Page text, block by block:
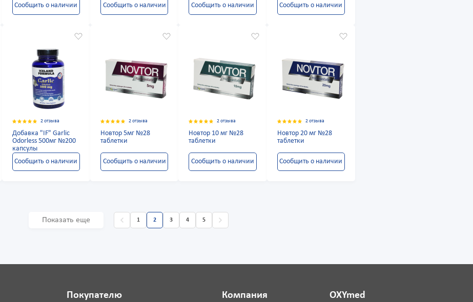
Сообщить о наличии
Сообщить о наличии
Сообщить о наличии
Сообщить о наличии
2 отзыва
Добавка "IF" Garlic
Odorless 500мг №200
капсулы
Сообщить о наличии
2 отзыва
Новтор 5мг №28
таблетки
Сообщить о наличии
2 отзыва
Новтор 10 мг №28
таблетки
Сообщить о наличии
2 отзыва
Новтор 20 мг №28
таблетки
Сообщить о наличии
Показать еще 1 2 3 4 5
Покупателю Компания OXYmed